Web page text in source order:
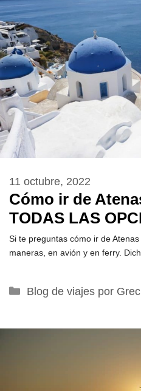
Cómo ir de
TODAS LAS
11 octubre, 2022
Si te preguntas cómo ir de
maneras, en avión y en ferry.
Categorías
Blog de viajes por